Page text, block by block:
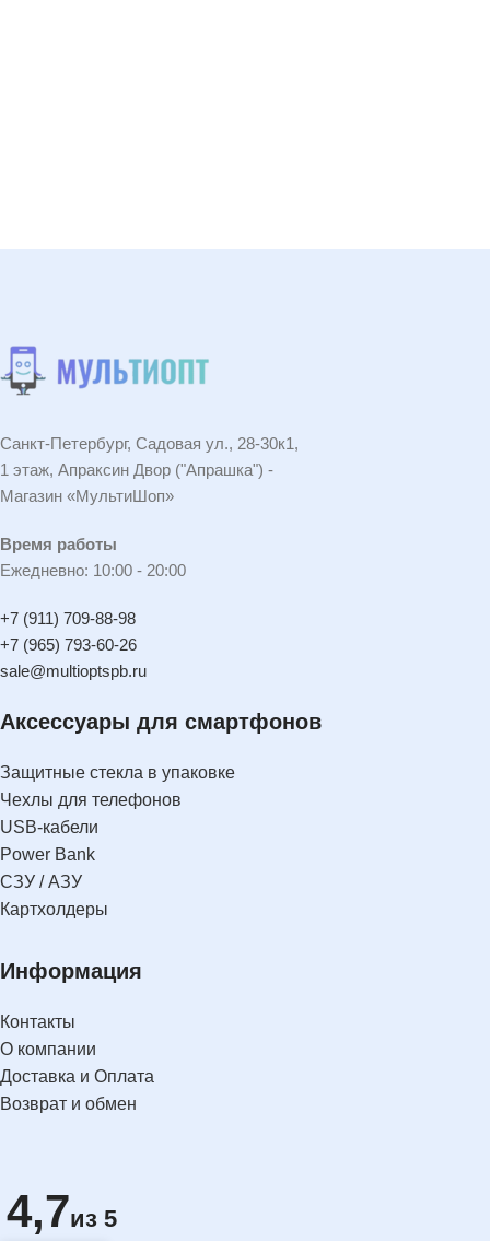
Санкт-Петербург, Садовая ул., 28-30к1,
1 этаж, Апраксин Двор ("Апрашка") -
Магазин «МультиШоп»
Время работы
Ежедневно: 10:00 - 20:00
+7 (911) 709-88-98
+7 (965) 793-60-26
sale@multioptspb.ru
Аксессуары для смартфонов
Защитные стекла в упаковке
Чехлы для телефонов
USB-кабели
Power Bank
СЗУ / АЗУ
Картхолдеры
Информация
Контакты
О компании
Доставка и Оплата
Возврат и обмен
4,7из 5